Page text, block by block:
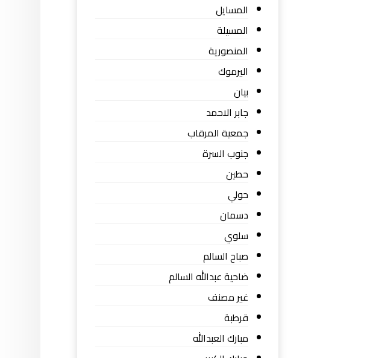
المسايل
المسيلة
المنصورية
اليرموك
بيان
جابر الاحمد
جمعية المرقاب
جنوب السرة
حطين
حولي
دسمان
سلوي
صباح السالم
ضاحية عبدالله السالم
غير مصنف
قرطبة
مبارك العبدالله